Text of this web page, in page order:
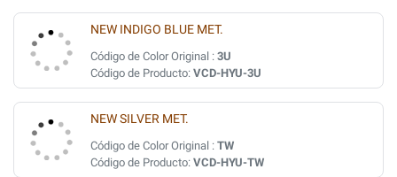
NEW INDIGO BLUE MET.
Código de Color Original : 3U
Código de Producto: VCD-HYU-3U
NEW SILVER MET.
Código de Color Original : TW
Código de Producto: VCD-HYU-TW